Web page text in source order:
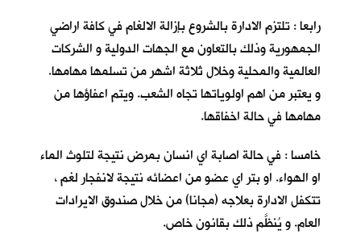
رابعا : تلتزم الادارة بالشروع بإزالة الالغام في كافة اراضي
الجمهورية وذلك بالتعاون مع الجهات الدولية و الشركات
العالمية والمحلية وخلال ثلاثة اشهر من تسلمها مهامها.
و يعتبر من اهم اولوياتها تجاه الشعب. ويتم اعفاؤها من
مهامها في حالة اخفاقها.
خامسا : في حالة اصابة اي انسان بمرض نتيجة لتلوث الماء
او الهواء. او بتر اي عضو من اعضائه نتيجة لانفجار لغم ،
تتكفل الادارة بعلاجه (مجانا) من خلال صندوق الايرادات
العام. و يُنظَّم ذلك بقانون خاص.